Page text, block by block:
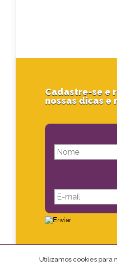
Cadastre-se e
nossas dicas e
Utilizamos cookies para